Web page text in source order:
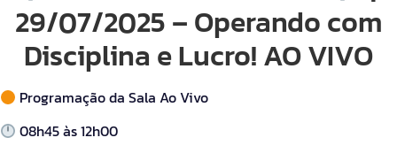
29/07/2025 – Operando com
Disciplina e Lucro! AO VIVO
Programação da Sala Ao Vivo
08h45 às 12h00